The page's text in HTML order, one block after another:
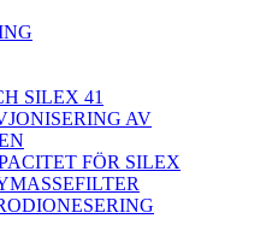
SILEX 41
AV
FÖR SILEX